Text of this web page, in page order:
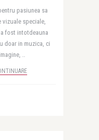
pasiunea sa
vizuale speciale,
fost intotdeauna
doar in muzica, ci
..